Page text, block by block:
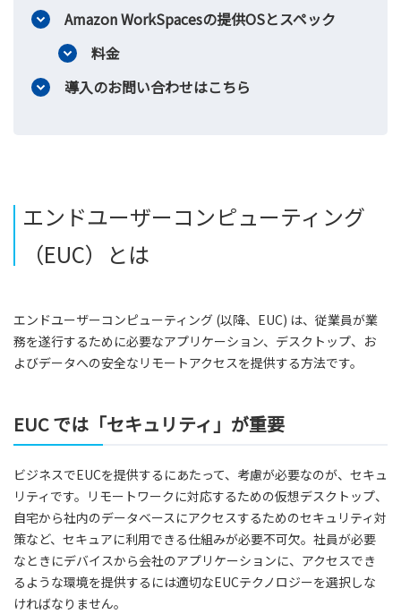
Amazon WorkSpacesの提供OSとスペック
料金
導入のお問い合わせはこちら
エンドユーザーコンピューティング
（EUC）とは
エンドユーザーコンピューティング (以降、EUC) は、従業員が業
務を遂行するために必要なアプリケーション、デスクトップ、お
よびデータへの安全なリモートアクセスを提供する方法です。
EUC では「セキュリティ」が重要
ビジネスでEUCを提供するにあたって、考慮が必要なのが、セキュ
リティです。リモートワークに対応するための仮想デスクトップ、
自宅から社内のデータベースにアクセスするためのセキュリティ対
策など、セキュアに利用できる仕組みが必要不可欠。社員が必要
なときにデバイスから会社のアプリケーションに、アクセスでき
るような環境を提供するには適切なEUCテクノロジーを選択しな
ければなりません。